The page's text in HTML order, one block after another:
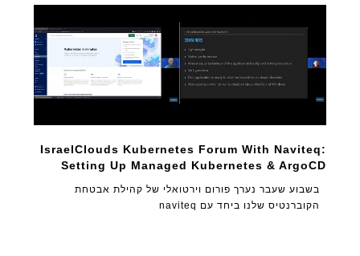
IsraelClouds Kubernetes Forum With Naviteq:
Setting Up Managed Kubernetes & ArgoCD
בשבוע שעבר נערך פורום וירטואלי של קהילת אבטחת
הקוברנטיס שלנו ביחד עם naviteq